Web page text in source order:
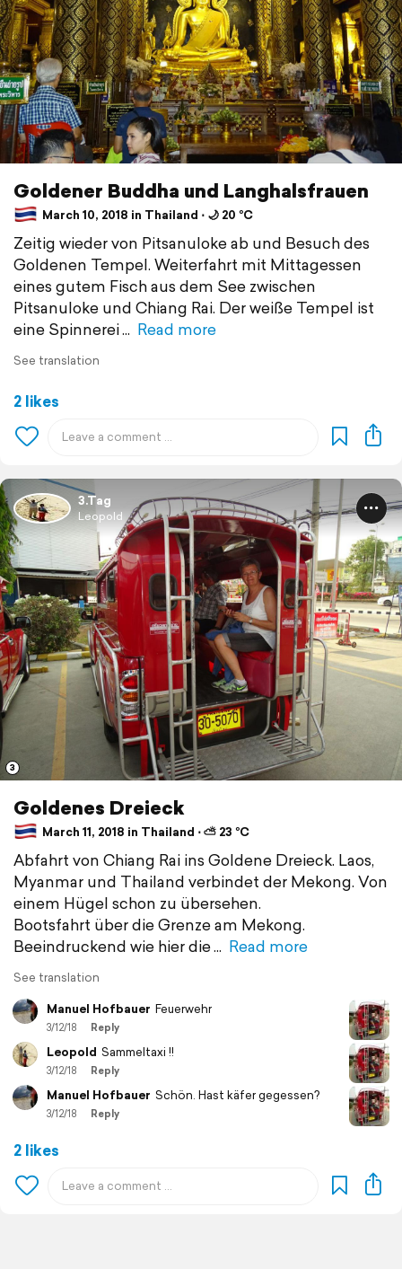
Goldener Buddha und Langhalsfrauen
March 10, 2018 in Thailand ⋅ 🌙 20 °C
Zeitig wieder von Pitsanuloke ab und Besuch des
Goldenen Tempel. Weiterfahrt mit Mittagessen
eines gutem Fisch aus dem See zwischen
Pitsanuloke und Chiang Rai. Der weiße Tempel ist
eine Spinnerei
Read more
See translation
2 likes
3.Tag
Leopold
3
Goldenes Dreieck
March 11, 2018 in Thailand ⋅ ⛅ 23 °C
Abfahrt von Chiang Rai ins Goldene Dreieck. Laos,
Myanmar und Thailand verbindet der Mekong. Von
einem Hügel schon zu übersehen.
Bootsfahrt über die Grenze am Mekong.
Beeindruckend wie hier die
Read more
See translation
Manuel Hofbauer Feuerwehr
3/12/18 Reply
Leopold Sammeltaxi !!
3/12/18 Reply
Manuel Hofbauer Schön. Hast käfer gegessen?
3/12/18 Reply
2 likes